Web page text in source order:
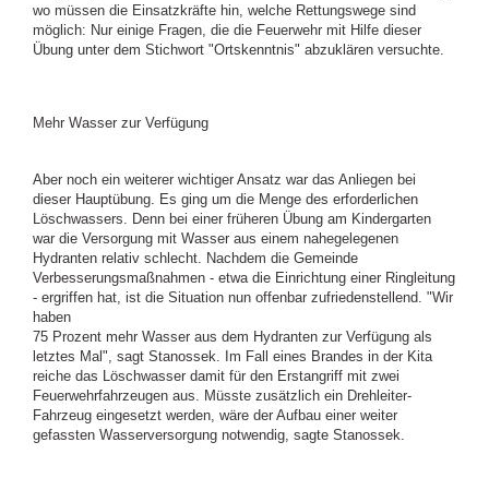
wo müssen die Einsatzkräfte hin, welche Rettungswege sind
möglich: Nur einige Fragen, die die Feuerwehr mit Hilfe dieser
Übung unter dem Stichwort "Ortskenntnis" abzuklären versuchte.
Mehr Wasser zur Verfügung
Aber noch ein weiterer wichtiger Ansatz war das Anliegen bei
dieser Hauptübung. Es ging um die Menge des erforderlichen
Löschwassers. Denn bei einer früheren Übung am Kindergarten
war die Versorgung mit Wasser aus einem nahegelegenen
Hydranten relativ schlecht. Nachdem die Gemeinde
Verbesserungsmaßnahmen - etwa die Einrichtung einer Ringleitung
- ergriffen hat, ist die Situation nun offenbar zufriedenstellend. "Wir
haben
75 Prozent mehr Wasser aus dem Hydranten zur Verfügung als
letztes Mal", sagt Stanossek. Im Fall eines Brandes in der Kita
reiche das Löschwasser damit für den Erstangriff mit zwei
Feuerwehrfahrzeugen aus. Müsste zusätzlich ein Drehleiter-
Fahrzeug eingesetzt werden, wäre der Aufbau einer weiter
gefassten Wasserversorgung notwendig, sagte Stanossek.